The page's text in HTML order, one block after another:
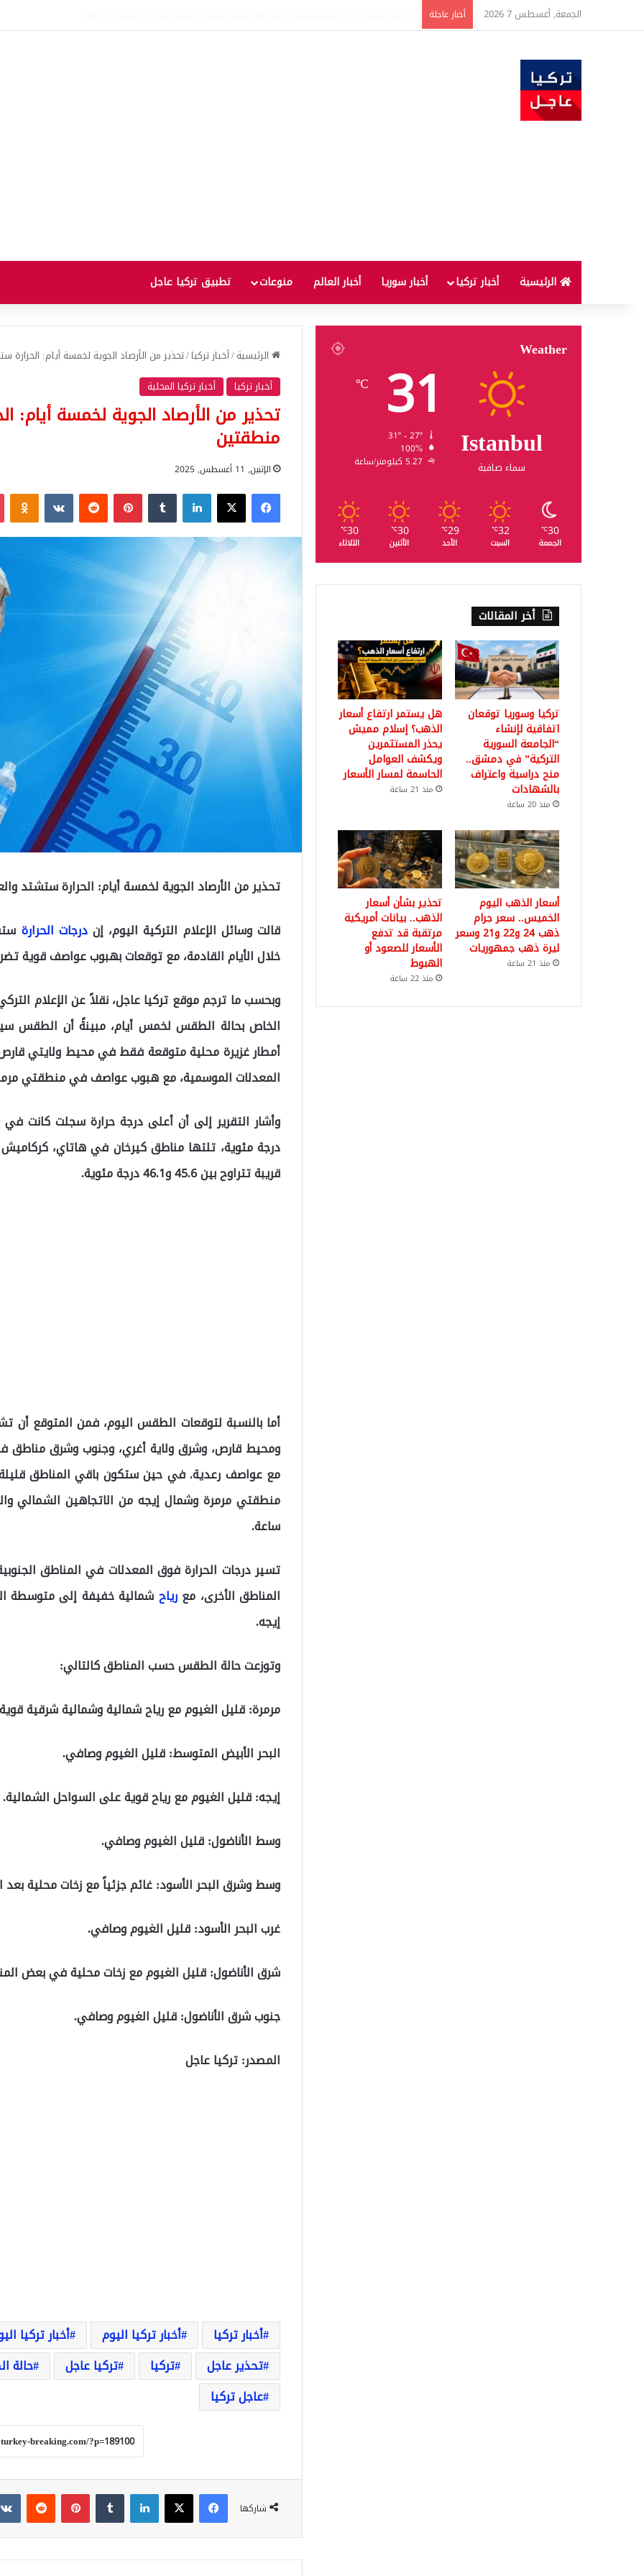
الجمعة, أغسطس 7 2026 أخبار عاجلة
الرئيسية أخبار تركيا أخبار سوريا أخبار العالم منوعات تطبيق تركيا عاجل
الرئيسية/أخبار تركيا/تحذير من الأرصاد الجوية لخمسة أيام:
أخبار تركيا
أخبار تركيا المحلية
تحذير من الأرصاد الجوية لخمسة
منطقتين
الإثنين, 11 أغسطس, 2025
فيسبوك‫X لينكدإن بينتيريست
تحذير من الأرصاد الجوية لخمسة أيام: الحرارة ستشتد
قالت وسائل الإعلام التركية اليوم، إندرجات الحرارة
خلال الأيام القادمة، مع توقعات بهبوب عواصف قوية
وبحسب ما ترجم موقع تركيا عاجل، نقلاً عن الإعلام
الخاص بحالة الطقس لخمس أيام، مبينةً أن الطقس
أمطار غزيرة محلية متوقعة فقط في محيط ولايتي قارص
المعدلات الموسمية، مع هبوب عواصف في منطقتي
درجة مئوية، تلتها مناطق كيرخان في هاتاي،
قريبة تتراوح بين 45.6 و46.1 درجة مئوية.
أما بالنسبة لتوقعات الطقس اليوم، فمن المتوقع أن
ومحيط قارص، وشرق ولاية أغري، وجنوب وشرق مناطق
مع عواصف رعدية. في حين ستكون باقي المناطق
ساعة.
تسير درجات الحرارة فوق المعدلات في المناطق
المناطق الأخرى، مع رياح شمالية خفيفة إلى متوسطة
إيجه.
وتوزعت حالة الطقس حسب المناطق كالتالي:
مرمرة:قليل الغيوم مع رياح شمالية وشمالية شرقية
البحر الأبيض المتوسط:قليل الغيوم وصافي.
إيجه:قليل الغيوم مع رياح قوية على السواحل الشمالية.
وسط الأناضول:قليل الغيوم وصافي.
وسط وشرق البحر الأسود:غائم جزئياً مع زخات محلية
غرب البحر الأسود: قليل الغيوم وصافي.
شرق الأناضول:قليل الغيوم مع زخات محلية في بعض
جنوب شرق الأناضول: قليل الغيوم وصافي.
المصدر: تركيا عاجل
أخبار تركيا أخبار تركيا اليوم
أخبار تركيا
تحذير عاجل
تركيا تركيا عاجل
حالة
عاجل تركيا
شاركها
فيسبوك‫X لينكدإن بينتيريست
Weather
Istanbul
سماء صافية
31
℃
100%
5.27 كيلومتر/ساعة
30
℃
الجمعة
32
℃
السبت
29
℃
الأحد
30
℃
الأثنين
30
℃
الثلاثاء
أخر المقالات
تركيا وسوريا توقعان
اتفاقية لإنشاء
“الجامعة السورية
التركية” في دمشق..
منح دراسية واعتراف
بالشهادات
منذ 20 ساعة
هل يستمر ارتفاع أسعار
الذهب؟ إسلام مميش
يحذر المستثمرين
ويكشف العوامل
الحاسمة لمسار الأسعار
منذ 21 ساعة
أسعار الذهب اليوم
الخميس.. سعر جرام
ذهب 24 و22 و21 وسعر
ليرة ذهب جمهوريات
منذ 21 ساعة
تحذير بشأن أسعار
الذهب.. بيانات أمريكية
مرتقبة قد تدفع
الأسعار للصعود أو
الهبوط
منذ 22 ساعة